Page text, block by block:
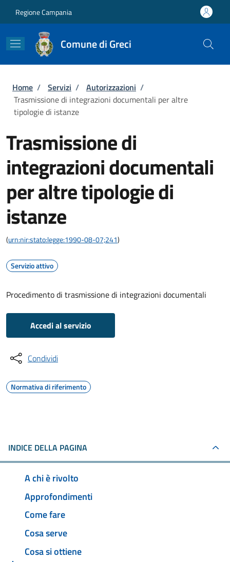
Regione Campania
Comune di Greci
Briciole di pane
Home / Servizi / Autorizzazioni /
Trasmissione di integrazioni documentali per altre
tipologie di istanze
Trasmissione di
integrazioni documentali
per altre tipologie di
istanze
(urn:nir:stato:legge:1990-08-07;241)
Servizio attivo
Procedimento di trasmissione di integrazioni documentali
Accedi al servizio
Condividi
Normativa di riferimento
INDICE DELLA PAGINA
A chi è rivolto
Approfondimenti
Come fare
Cosa serve
Cosa si ottiene